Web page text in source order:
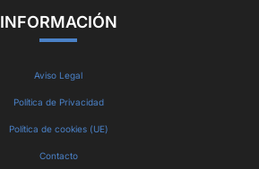
INFORMACIÓN
Aviso Legal
Política de Privacidad
Política de cookies (UE)
Contacto